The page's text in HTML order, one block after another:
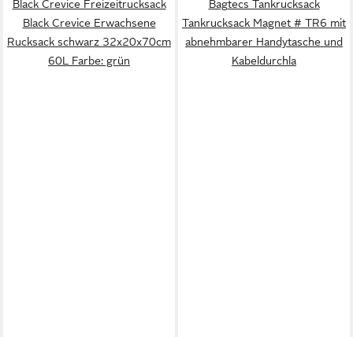
Black Crevice Freizeitrucksack
Black Crevice Erwachsene
Rucksack schwarz 32x20x70cm
60L Farbe: grün
Bagtecs Tankrucksack
Tankrucksack Magnet # TR6 mit
abnehmbarer Handytasche und
Kabeldurchla